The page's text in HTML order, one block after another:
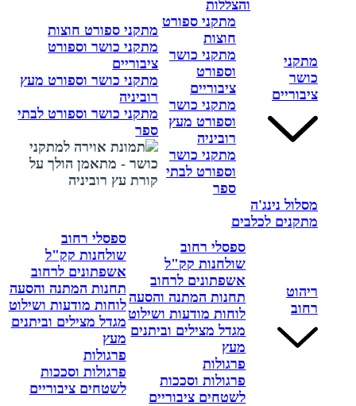
והצללות
מתקני
כושר
ציבוריים
מתקני ספורט
חוצות
מתקני כושר
וספורט
ציבוריים
מתקני כושר
וספורט מעץ
רוביניה
מתקני כושר
וספורט לבתי
ספר
מתקני ספורט חוצות
מתקני כושר וספורט
ציבוריים
מתקני כושר וספורט מעץ
רוביניה
מתקני כושר וספורט לבתי
ספר
מסלול נינג'ה
מתקנים לכלבים
ריהוט
רחוב
ספסלי רחוב
שולחנות קק"ל
אשפתונים לרחוב
תחנות המתנה והסעה
לוחות מודעות ושילוט
מגדל מצילים וביתנים
מעץ
פרגולות
פרגולות וסככות
לשטחים ציבוריים
ספסלי רחוב
שולחנות קק"ל
אשפתונים לרחוב
תחנות המתנה והסעה
לוחות מודעות ושילוט
מגדל מצילים וביתנים
מעץ
פרגולות
פרגולות וסככות
לשטחים ציבוריים